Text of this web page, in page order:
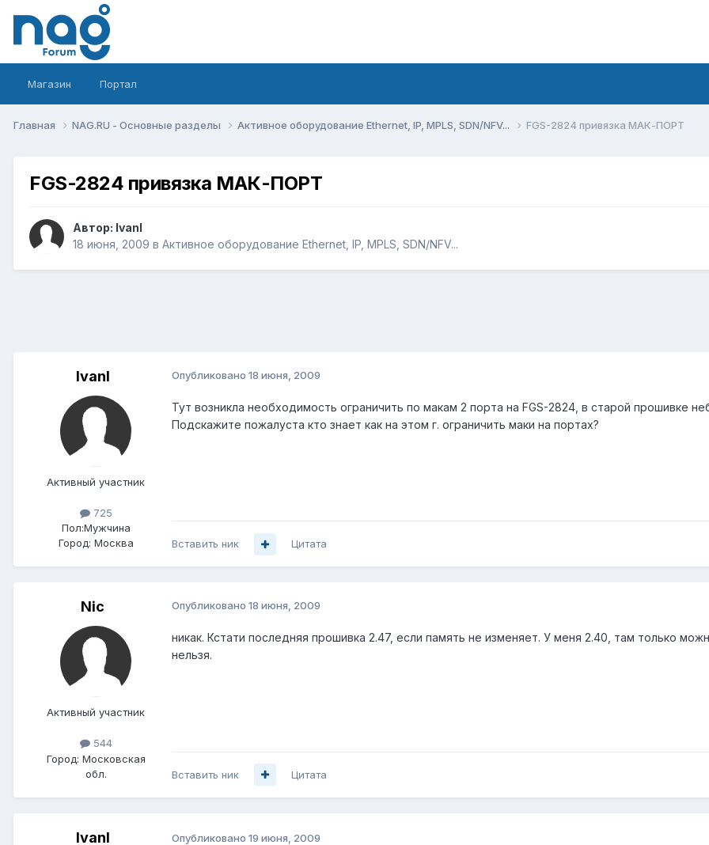
Магазин Портал
Главная NAG.RU - Основные разделы Активное оборудование Ethernet, IP, MPLS, SDN/NFV... FGS-2824 привязка МАК-ПОРТ
FGS-2824 привязка МАК-ПОРТ
Автор: IvanI
18 июня, 2009 в Активное оборудование Ethernet, IP, MPLS, SDN/NFV...
IvanI
Активный участник
725
Пол:Мужчина
Город: Москва
Опубликовано 18 июня, 2009
Тут возникла необходимость ограничить по макам 2 порта на FGS-2824, в старой прошивке
Подскажите пожалуста кто знает как на этом г. ограничить маки на портах?
Вставить ник Цитата
Nic
Активный участник
544
Город: Московская
обл.
Опубликовано 18 июня, 2009
никак. Кстати последняя прошивка 2.47, если память не изменяет. У меня 2.40, там только
нельзя.
Вставить ник Цитата
IvanI Опубликовано 19 июня, 2009